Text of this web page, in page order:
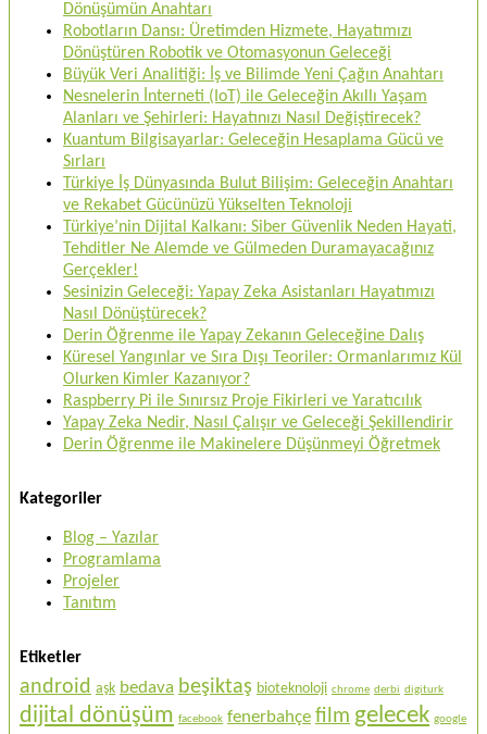
Dönüşümün Anahtarı
Robotların Dansı: Üretimden Hizmete, Hayatımızı
Dönüştüren Robotik ve Otomasyonun Geleceği
Büyük Veri Analitiği: İş ve Bilimde Yeni Çağın Anahtarı
Nesnelerin İnterneti (IoT) ile Geleceğin Akıllı Yaşam
Alanları ve Şehirleri: Hayatınızı Nasıl Değiştirecek?
Kuantum Bilgisayarlar: Geleceğin Hesaplama Gücü ve
Sırları
Türkiye İş Dünyasında Bulut Bilişim: Geleceğin Anahtarı
ve Rekabet Gücünüzü Yükselten Teknoloji
Türkiye’nin Dijital Kalkanı: Siber Güvenlik Neden Hayati,
Tehditler Ne Alemde ve Gülmeden Duramayacağınız
Gerçekler!
Sesinizin Geleceği: Yapay Zeka Asistanları Hayatımızı
Nasıl Dönüştürecek?
Derin Öğrenme ile Yapay Zekanın Geleceğine Dalış
Küresel Yangınlar ve Sıra Dışı Teoriler: Ormanlarımız Kül
Olurken Kimler Kazanıyor?
Raspberry Pi ile Sınırsız Proje Fikirleri ve Yaratıcılık
Yapay Zeka Nedir, Nasıl Çalışır ve Geleceği Şekillendirir
Derin Öğrenme ile Makinelere Düşünmeyi Öğretmek
Kategoriler
Blog – Yazılar
Programlama
Projeler
Tanıtım
Etiketler
android aşk bedava beşiktaş bioteknoloji chrome derbi digiturk
dijital dönüşüm facebook fenerbahçe film gelecek google